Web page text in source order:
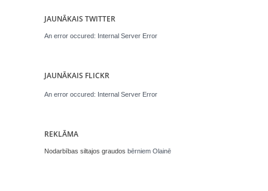
JAUNĀKAIS TWITTER
An error occured: Internal Server Error
JAUNĀKAIS FLICKR
An error occured: Internal Server Error
REKLĀMA
Nodarbības siltajos graudos bērniem Olainē